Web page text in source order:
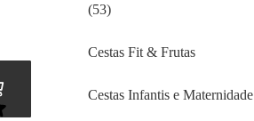
(53)
Cestas Fit & Frutas
Cestas Infantis e Maternidade